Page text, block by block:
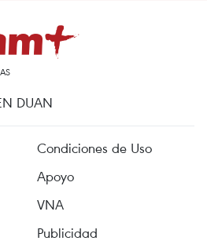
DUAN
Condiciones de Uso
Apoyo
VNA
Publicidad